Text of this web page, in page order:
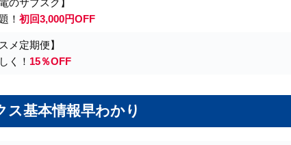
！ 初回3,000円OFF
メ定期便】
く！ 15％OFF
基本情報早わかり